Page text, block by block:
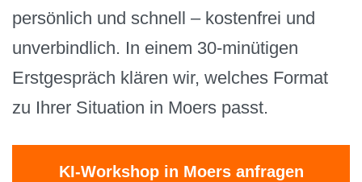
persönlich und schnell – kostenfrei und
unverbindlich. In einem 30-minütigen
Erstgespräch klären wir, welches Format
zu Ihrer Situation in Moers passt.
KI-Workshop in Moers anfragen